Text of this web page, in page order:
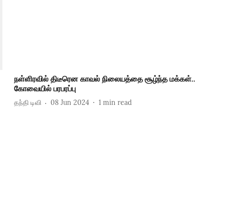
நள்ளிரவில் திடீரென காவல் நிலையத்தை சூழ்ந்த மக்கள்..
கோவையில் பரபரப்பு
தந்தி டிவி 08 Jun 2024 1 min read